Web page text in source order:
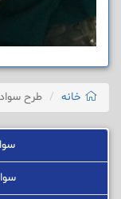
خانه طرح